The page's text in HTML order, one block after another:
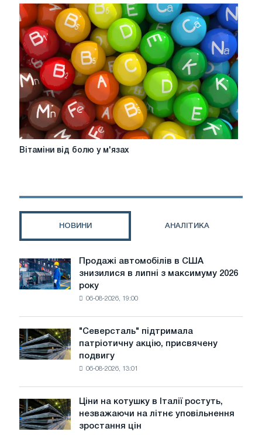
в
кишечнику
собаки
Вітаміни
м'язах
Вітаміни від болю у м'язах
НОВИНИ АНАЛІТИКА
Продажі
автомобілів
в
липні
з
максимуму
року
Продажі автомобілів в США
знизилися в липні з максимуму 2026
року
06-08-2026, 19:00
"Северсталь"
підтримала
патріотичну
радянської
авіації
в
"Северсталь" підтримала
патріотичну акцію, присвячену
подвигу
06-08-2026, 13:01
Ціни
на
котушку
Ціни на котушку в Італії ростуть,
незважаючи на літнє уповільнення
зростання цін